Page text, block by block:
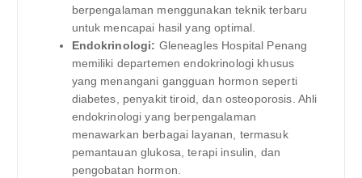
berpengalaman menggunakan teknik terbaru
untuk mencapai hasil yang optimal.
Endokrinologi: Gleneagles Hospital Penang
memiliki departemen endokrinologi khusus
yang menangani gangguan hormon seperti
diabetes, penyakit tiroid, dan osteoporosis. Ahli
endokrinologi yang berpengalaman
menawarkan berbagai layanan, termasuk
pemantauan glukosa, terapi insulin, dan
pengobatan hormon.